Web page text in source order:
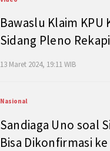
Bawaslu Klaim
Sidang Pleno
13 Maret 2024, 19:11 WIB
Nasional
Sandiaga Uno soal
Bisa Dikonfirmasi